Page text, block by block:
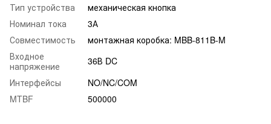
Тип устройства
механическая кнопка
Номинал тока
3А
Совместимость
монтажная коробка: MBB-811B-M
Входное
напряжение
36В DC
Интерфейсы
NO/NC/COM
MTBF
500000